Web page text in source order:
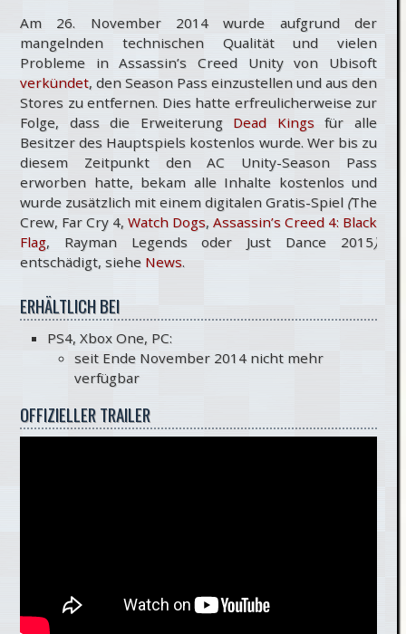
Am 26. November 2014 wurde aufgrund der
mangelnden technischen Qualität und vielen
Probleme in Assassin’s Creed Unity von Ubisoft
verkündet, den Season Pass einzustellen und aus den
Stores zu entfernen. Dies hatte erfreulicherweise zur
Folge, dass die Erweiterung Dead Kingsfür alle
Besitzer des Hauptspiels kostenlos wurde. Wer bis zu
diesem Zeitpunkt den AC Unity-Season Pass
erworben hatte, bekam alle Inhalte kostenlos und
wurde zusätzlich mit einem digitalen Gratis-Spiel (The
Crew, Far Cry 4, Watch Dogs, Assassin’s Creed 4: Black
Flag, Rayman Legends oder Just Dance 2015)
entschädigt, siehe News.
ERHÄLTLICH BEI
PS4, Xbox One, PC:
seit Ende November 2014 nicht mehr
verfügbar
OFFIZIELLER TRAILER